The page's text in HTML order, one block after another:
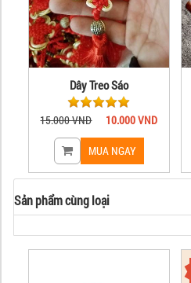
Dây Treo Sáo
15.000 VND 10.000 VND
Sản phẩm cùng loại